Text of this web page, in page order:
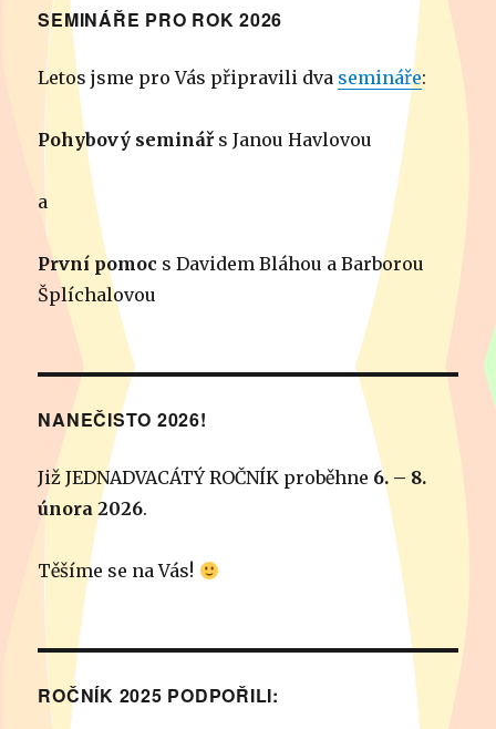
SEMINÁŘE PRO ROK 2026
Letos jsme pro Vás připravili dva semináře:
Pohybový seminář s Janou Havlovou
a
První pomoc s Davidem Bláhou a Barborou
Šplíchalovou
NANEČISTO 2026!
Již JEDNADVACÁTÝ ROČNÍK proběhne 6. – 8.
února 2026.
Těšíme se na Vás!
ROČNÍK 2025 PODPOŘILI: